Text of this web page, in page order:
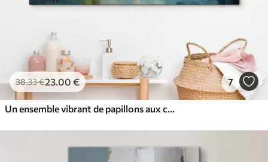
38.33€23.00 € 7
Un ensemble vibrant de papillons aux couleurs variées imitant la peinture à l'huile